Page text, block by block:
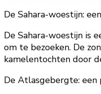
De Sahara-woestijn:
De Sahara-woestijn is
om te bezoeken. De
kamelentochten door
De Atlasgebergte: een